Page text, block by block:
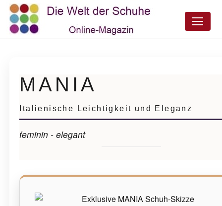
MANIA
Italienische Leichtigkeit und Eleganz
feminin - elegant